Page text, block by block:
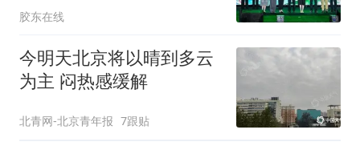
胶东在线
今明天北京将以晴到多云
为主 闷热感缓解
北青网-北京青年报 7跟贴